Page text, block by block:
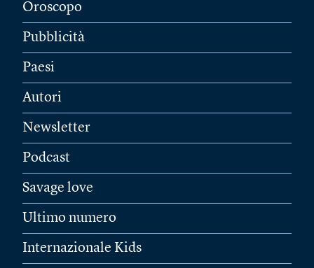
Oroscopo
Pubblicità
Paesi
Autori
Newsletter
Podcast
Savage love
Ultimo numero
Internazionale Kids